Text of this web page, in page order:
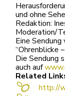
und ohne
Redaktion:
Moderation/
Eine Sendung
“Ohrenblicke
Die Sendung
auch auf
Related
http://